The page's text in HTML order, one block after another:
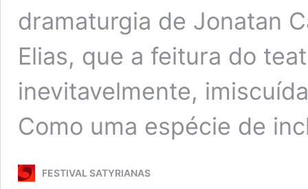
dramaturgia de Jonatan
Elias, que a feitura do
inevitavelmente,
Como uma espécie de
FESTIVAL SATYRIANAS